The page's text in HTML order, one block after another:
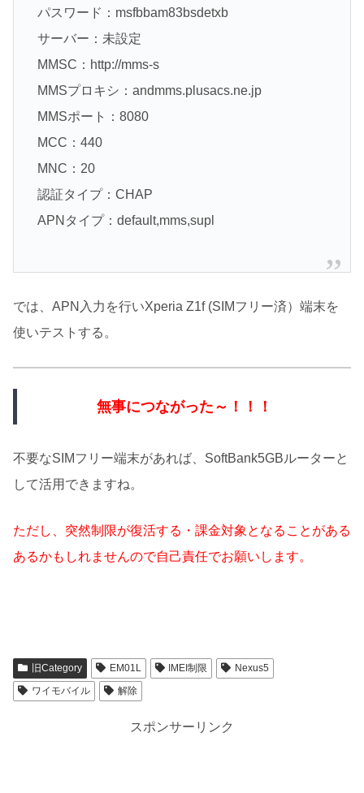
パスワード：msfbbam83bsdetxb
サーバー：未設定
MMSC：http://mms-s
MMSプロキシ：andmms.plusacs.ne.jp
MMSポート：8080
MCC：440
MNC：20
認証タイプ：CHAP
APNタイプ：default,mms,supl
では、APN入力を行いXperia Z1f (SIMフリー済）端末を
使いテストする。
無事につながった～！！！
不要なSIMフリー端末があれば、SoftBank5GBルーターと
して活用できますね。
ただし、突然制限が復活する・課金対象となることがある
あるかもしれませんので自己責任でお願いします。
旧Category EM01L IMEI制限
Nexus5
ワイモバイル
解除
スポンサーリンク